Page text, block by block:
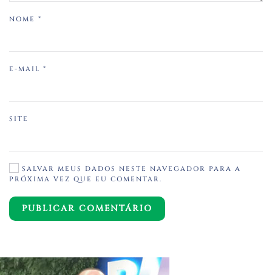
NOME *
E-MAIL *
SITE
SALVAR MEUS DADOS NESTE NAVEGADOR PARA A
PRÓXIMA VEZ QUE EU COMENTAR.
PUBLICAR COMENTÁRIO